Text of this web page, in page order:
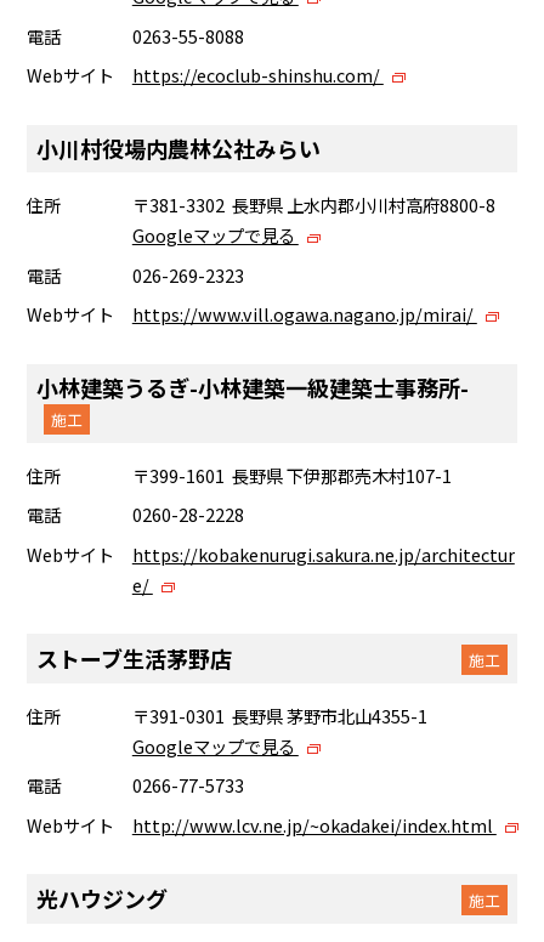
電話
0263-55-8088
Webサイト
https://ecoclub-shinshu.com/
小川村役場内農林公社みらい
住所
〒381-3302 長野県 上水内郡小川村高府8800-8
Googleマップで見る
電話
026-269-2323
Webサイト
https://www.vill.ogawa.nagano.jp/mirai/
小林建築うるぎ-小林建築一級建築士事務所-
施工
住所
〒399-1601 長野県 下伊那郡売木村107-1
電話
0260-28-2228
Webサイト
https://kobakenurugi.sakura.ne.jp/architectur
e/
ストーブ生活茅野店 施工
住所
〒391-0301 長野県 茅野市北山4355-1
Googleマップで見る
電話
0266-77-5733
Webサイト
http://www.lcv.ne.jp/~okadakei/index.html
光ハウジング 施工